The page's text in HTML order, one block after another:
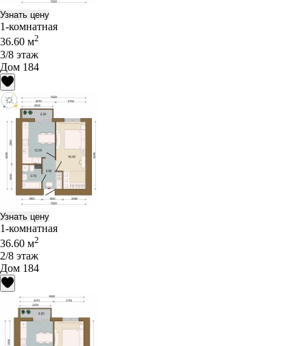
Узнать цену
1-комнатная
36.60 м2
3/8 этаж
Дом 184
Узнать цену
1-комнатная
36.60 м2
2/8 этаж
Дом 184